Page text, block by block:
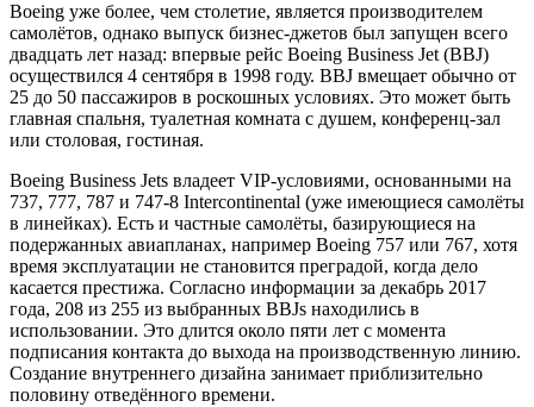
Boeing уже более, чем столетие, является производителем
самолётов, однако выпуск бизнес-джетов был запущен всего
двадцать лет назад: впервые рейс Boeing Business Jet (BBJ)
осуществился 4 сентября в 1998 году. BBJ вмещает обычно от
25 до 50 пассажиров в роскошных условиях. Это может быть
главная спальня, туалетная комната с душем, конференц-зал
или столовая, гостиная.
Boeing Business Jets владеет VIP-условиями, основанными на
737, 777, 787 и 747-8 Intercontinental (уже имеющиеся самолёты
в линейках). Есть и частные самолёты, базирующиеся на
подержанных авиапланах, например Boeing 757 или 767, хотя
время эксплуатации не становится преградой, когда дело
касается престижа. Согласно информации за декабрь 2017
года, 208 из 255 из выбранных BBJs находились в
использовании. Это длится около пяти лет с момента
подписания контакта до выхода на производственную линию.
Создание внутреннего дизайна занимает приблизительно
половину отведённого времени.